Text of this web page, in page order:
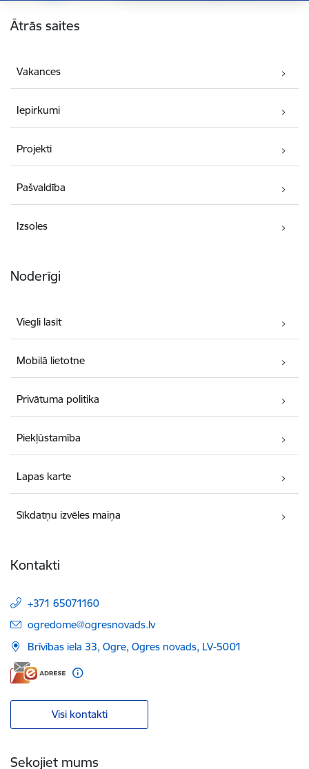
Ātrās saites
Vakances
Iepirkumi
Projekti
Pašvaldība
Izsoles
Noderīgi
Viegli lasīt
Mobilā lietotne
Privātuma politika
Piekļūstamība
Lapas karte
Sīkdatņu izvēles maiņa
Kontakti
+371 65071160
E-pasts:
ogredome@ogresnovads.lv
Brīvības iela 33, Ogre, Ogres novads, LV-5001
Visi kontakti
Sekojiet mums